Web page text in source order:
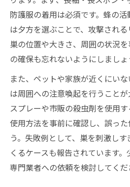
防護服の着用は必須です。蜂の
は夕方を選ぶことで、攻撃される
巣の位置や大きさ、周囲の状況
の確保も忘れないようにしましょ
また、ペットや家族が近くにい
は周囲への注意喚起を行うこと
スプレーや市販の殺虫剤を使用
使用方法を事前に確認し、誤っ
う。失敗例として、巣を刺激し
くるケースも報告されています
専門業者への依頼を検討してくだ